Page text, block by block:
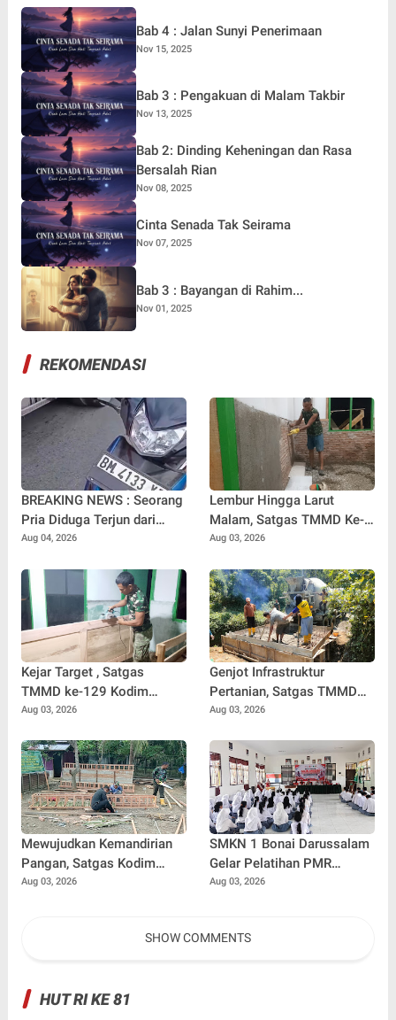
Bab 4 : Jalan Sunyi Penerimaan
Nov 15, 2025
Bab 3 : Pengakuan di Malam Takbir
Nov 13, 2025
Bab 2: Dinding Keheningan dan Rasa
Bersalah Rian
Nov 08, 2025
Cinta Senada Tak Seirama
Nov 07, 2025
Bab 3 : Bayangan di Rahim...
Nov 01, 2025
REKOMENDASI
BREAKING NEWS : Seorang
Pria Diduga Terjun dari
Jembatan Rantau Berangin
Ditinggal di Lokasi
Aug 04, 2026
Lembur Hingga Larut
Malam, Satgas TMMD Ke-
129 Kebut Penyelesaian
Aug 03, 2026
Kejar Target , Satgas
TMMD ke-129 Kodim
0102/Pidie Lembur Pasang
Hari
Aug 03, 2026
Genjot Infrastruktur
Pertanian, Satgas TMMD
Ke-129 Kebut Pengecoran
Kelancaran Akses Petani
Aug 03, 2026
Mewujudkan Kemandirian
Pangan, Satgas Kodim
0102/Pidie Bangun
Aug 03, 2026
SMKN 1 Bonai Darussalam
Gelar Pelatihan PMR
Bersama PMI Rokan Hulu,
Aug 03, 2026
SHOW COMMENTS
HUT RI KE 81